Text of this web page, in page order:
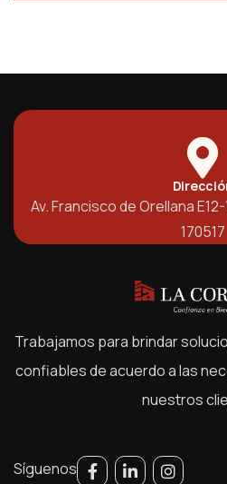
Av. Francisco de Orellana
170517
Trabajamos para brindar
confiables de acuerdo a las
nuestros
Síguenos